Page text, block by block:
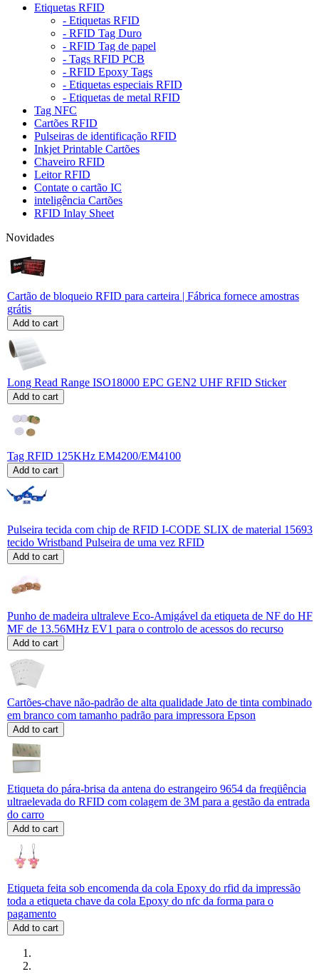
Etiquetas RFID
- Etiquetas RFID
- RFID Tag Duro
- RFID Tag de papel
- Tags RFID PCB
- RFID Epoxy Tags
- Etiquetas especiais RFID
- Etiquetas de metal RFID
Tag NFC
Cartões RFID
Pulseiras de identificação RFID
Inkjet Printable Cartões
Chaveiro RFID
Leitor RFID
Contate o cartão IC
inteligência Cartões
RFID Inlay Sheet
Novidades
Cartão de bloqueio RFID para carteira | Fábrica fornece amostras
grátis
Add to cart
Long Read Range ISO18000 EPC GEN2 UHF RFID Sticker
Add to cart
Tag RFID 125KHz EM4200/EM4100
Add to cart
Pulseira tecida com chip de RFID I-CODE SLIX de material 15693
tecido Wristband Pulseira de uma vez RFID
Add to cart
Punho de madeira ultraleve Eco-Amigável da etiqueta de NF do HF
MF de 13.56MHz EV1 para o controlo de acessos do recurso
Add to cart
Cartões-chave não-padrão de alta qualidade Jato de tinta combinado
em branco com tamanho padrão para impressora Epson
Add to cart
Etiqueta do pára-brisa da antena do estrangeiro 9654 da freqüência
ultraelevada do RFID com colagem de 3M para a gestão da entrada
do carro
Add to cart
Etiqueta feita sob encomenda da cola Epoxy do rfid da impressão
toda a etiqueta chave da cola Epoxy do nfc da forma para o
pagamento
Add to cart